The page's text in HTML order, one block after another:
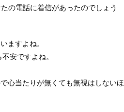
の電話に着信があったのでしょう
ますよね。
安ですよね。
心当たりが無くても無視はしないほ